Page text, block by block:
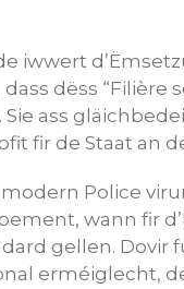
iwwert
dëss “Filière
ass
fir de Staat an
modern Police
wann fir
gellen. Dovir
erméiglecht,